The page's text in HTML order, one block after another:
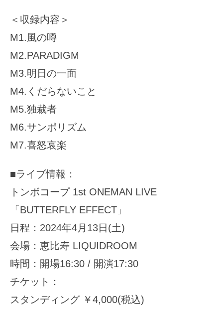
＜収録内容＞
M1.風の噂
M2.PARADIGM
M3.明日の一面
M4.くだらないこと
M5.独裁者
M6.サンポリズム
M7.喜怒哀楽
■ライブ情報：
トンボコープ 1st ONEMAN LIVE
「BUTTERFLY EFFECT」
日程：2024年4月13日(土)
会場：恵比寿 LIQUIDROOM
時間：開場16:30 / 開演17:30
チケット：
スタンディング ￥4,000(税込)